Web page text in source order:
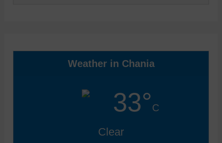
Weather in Chania
33°C
Clear